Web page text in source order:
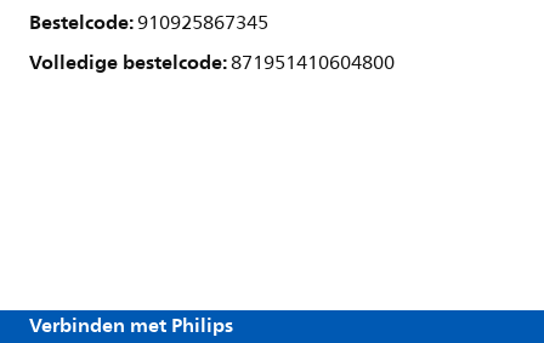
Bestelcode:910925867345
Volledige bestelcode:871951410604800
Verbinden met Philips